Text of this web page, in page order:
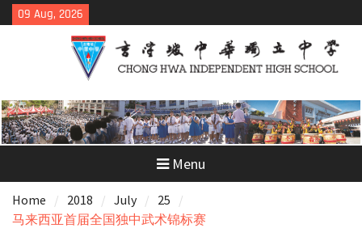
Skip
to
09 Aug, 2026
Menu
Home 2018 July
25
马来西亚首届全国独中武术锦标赛